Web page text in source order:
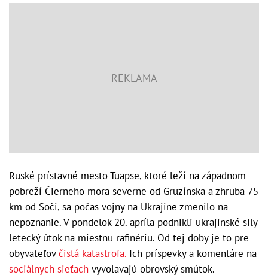
Ruské prístavné mesto Tuapse, ktoré leží na západnom
pobreží Čierneho mora severne od Gruzínska a zhruba 75
km od Soči, sa počas vojny na Ukrajine zmenilo na
nepoznanie. V pondelok 20. apríla podnikli ukrajinské sily
letecký útok na miestnu rafinériu. Od tej doby je to pre
obyvateľovčistá katastrofa. Ich príspevky a komentáre na
sociálnych sieťach vyvolavajú obrovský smútok.